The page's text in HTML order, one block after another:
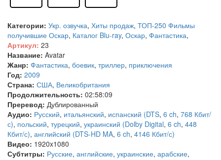
Категории: Укр. озвучка, Хиты продаж, ТОП-250 Фильмы
получившие Оскар, Каталог Blu-ray, Оскар, Фантастика,
Артикул: 23
Название: Avatar
Жанр: Фантастика, боевик, триллер, приключения
Год: 2009
Страна: США, Великобритания
Продолжительность: 02:58:09
Преревод: Дублированный
Аудио: Русский, итальянский, испанский (DTS, 6 ch, 768 Кбит/
с), польский, турецкий, украинский (Dolby Digital, 6 ch, 448
Кбит/с), английский (DTS-HD MA, 6 ch, 4146 Кбит/с)
Видео: 1920x1080
Субтитры: Русские, английские, украинские, арабские,